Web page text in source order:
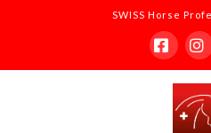
SWISS Horse